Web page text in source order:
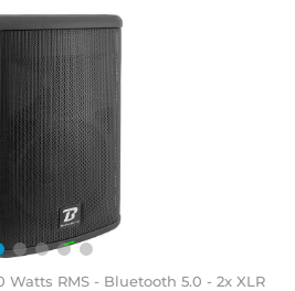
Watts RMS - Bluetooth 5.0 - 2x XLR